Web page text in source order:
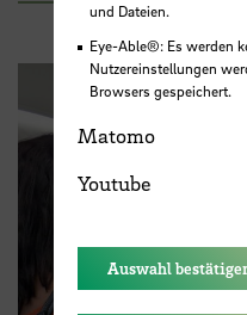
und Dateien.
Eye-Able®: Es werden
Nutzereinstellungen
Browsers gespeichert.
Matomo
Youtube
Auswahl